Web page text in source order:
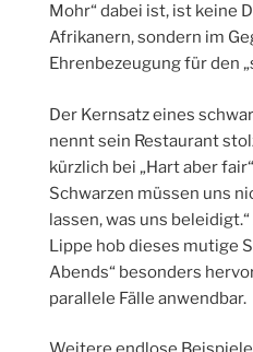
Mohr“ dabei ist, ist keine
Afrikanern, sondern im
Ehrenbezeugung für den
Der Kernsatz eines
nennt sein Restaurant
kürzlich bei „Hart aber
Schwarzen müssen uns
lassen, was uns
Lippe hob dieses mutige
Abends“ besonders
parallele Fälle anwendbar.